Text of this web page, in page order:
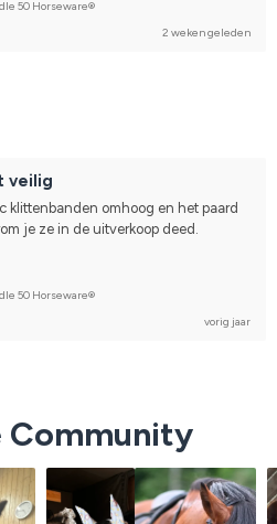
50 Horseware®
2 weken geleden
veilig
klittenbanden omhoog en het paard
je ze in de uitverkoop deed.
50 Horseware®
vorig jaar
Community